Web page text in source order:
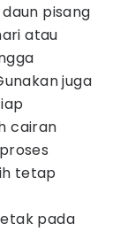
pisang
atau
juga
cairan
tetap
pada